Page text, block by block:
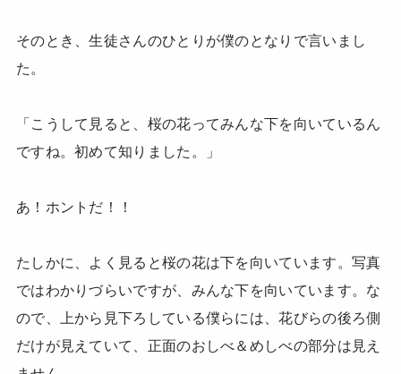
そのとき、生徒さんのひとりが僕のとなりで言いまし
た。
「こうして見ると、桜の花ってみんな下を向いているん
ですね。初めて知りました。」
あ！ホントだ！！
たしかに、よく見ると桜の花は下を向いています。写真
ではわかりづらいですが、みんな下を向いています。な
ので、上から見下ろしている僕らには、花びらの後ろ側
だけが見えていて、正面のおしべ＆めしべの部分は見え